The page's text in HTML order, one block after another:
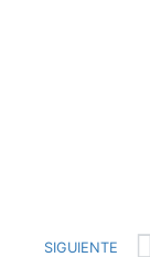
SIGUIENTE